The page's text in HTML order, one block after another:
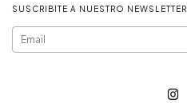
SUSCRIBITE A NUESTRO NEWSLETTER